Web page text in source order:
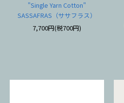
"Single Yarn Cotton"
SASSAFRAS（ササフラス）
7,700円(税700円)